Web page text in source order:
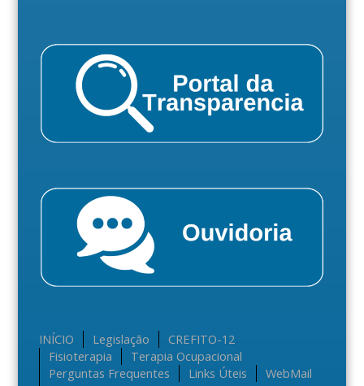
INÍCIO Legislação
CREFITO-12
Fisioterapia
Terapia Ocupacional
Perguntas Frequentes
Links Úteis
WebMail